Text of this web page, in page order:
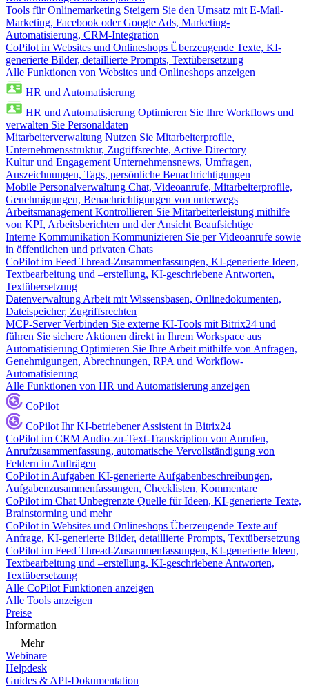
Tools für Onlinemarketing Steigern Sie den Umsatz mit E-Mail-
Marketing, Facebook oder Google Ads, Marketing-
Automatisierung, CRM-Integration
CoPilot in Websites und Onlineshops Überzeugende Texte, KI-
generierte Bilder, detaillierte Prompts, Textübersetzung
Alle Funktionen von Websites und Onlineshops anzeigen
HR und Automatisierung
HR und Automatisierung Optimieren Sie Ihre Workflows und
verwalten Sie Personaldaten
Mitarbeiterverwaltung Nutzen Sie Mitarbeiterprofile,
Unternehmensstruktur, Zugriffsrechte, Active Directory
Kultur und Engagement Unternehmensnews, Umfragen,
Auszeichnungen, Tags, persönliche Benachrichtigungen
Mobile Personalverwaltung Chat, Videoanrufe, Mitarbeiterprofile,
Genehmigungen, Benachrichtigungen von unterwegs
Arbeitsmanagement Kontrollieren Sie Mitarbeiterleistung mithilfe
von KPI, Arbeitsberichten und der Ansicht Beaufsichtige
Interne Kommunikation Kommunizieren Sie per Videoanrufe sowie
in öffentlichen und privaten Chats
CoPilot im Feed Thread-Zusammenfassungen, KI-generierte Ideen,
Textbearbeitung und –erstellung, KI-geschriebene Antworten,
Textübersetzung
Datenverwaltung Arbeit mit Wissensbasen, Onlinedokumenten,
Dateispeicher, Zugriffsrechten
MCP-Server Verbinden Sie externe KI-Tools mit Bitrix24 und
führen Sie sichere Aktionen direkt in Ihrem Workspace aus
Automatisierung Optimieren Sie Ihre Arbeit mithilfe von Anfragen,
Genehmigungen, Abrechnungen, RPA und Workflow-
Automatisierung
Alle Funktionen von HR und Automatisierung anzeigen
CoPilot
CoPilot Ihr KI-betriebener Assistent in Bitrix24
CoPilot im CRM Audio-zu-Text-Transkription von Anrufen,
Anrufzusammenfassung, automatische Vervollständigung von
Feldern in Aufträgen
CoPilot in Aufgaben KI-generierte Aufgabenbeschreibungen,
Aufgabenzusammenfassungen, Checklisten, Kommentare
CoPilot im Chat Unbegrenzte Quelle für Ideen, KI-generierte Texte,
Brainstorming und mehr
CoPilot in Websites und Onlineshops Überzeugende Texte auf
Anfrage, KI-generierte Bilder, detaillierte Prompts, Textübersetzung
CoPilot im Feed Thread-Zusammenfassungen, KI-generierte Ideen,
Textbearbeitung und –erstellung, KI-geschriebene Antworten,
Textübersetzung
Alle CoPilot Funktionen anzeigen
Alle Tools anzeigen
Preise
Information
Mehr
Webinare
Helpdesk
Guides & API-Dokumentation